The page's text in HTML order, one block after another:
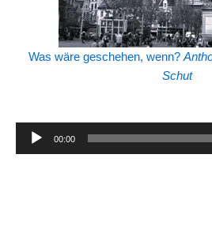
Was wäre geschehen, wenn?
Schut
Audio-
00:00